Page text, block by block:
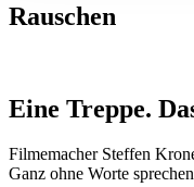
Rauschen
Eine Treppe.
Filmemacher Steffen
Ganz ohne Worte